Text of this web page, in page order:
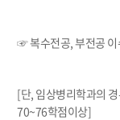
☞ 복수전공 ,부전공
[단, 임상병리학과의
70~76학점이상]